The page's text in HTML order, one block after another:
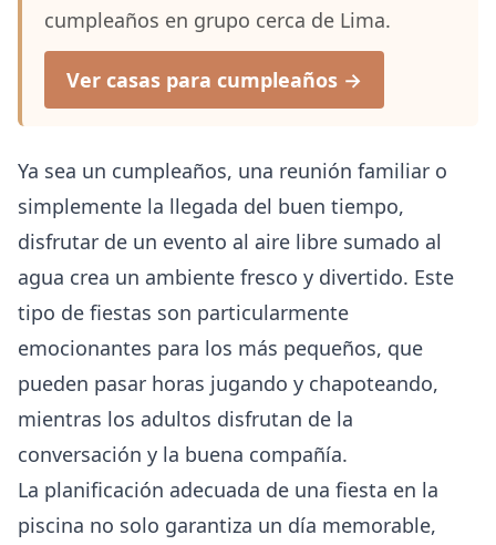
cumpleaños en grupo cerca de Lima.
Ver casas para cumpleaños →
Ya sea un cumpleaños, una reunión familiar o
simplemente la llegada del buen tiempo,
disfrutar de un evento al aire libre sumado al
agua crea un ambiente fresco y divertido. Este
tipo de fiestas son particularmente
emocionantes para los más pequeños, que
pueden pasar horas jugando y chapoteando,
mientras los adultos disfrutan de la
conversación y la buena compañía.
La planificación adecuada de una fiesta en la
piscina no solo garantiza un día memorable,